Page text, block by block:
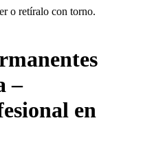
o retíralo con torno.
–
en